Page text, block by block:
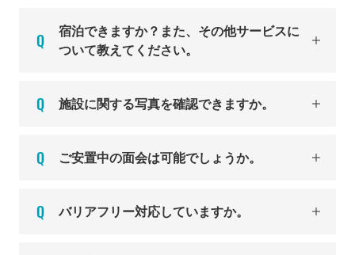
宿泊できますか？また、その他サービスに
ついて教えてください。
施設に関する写真を確認できますか。
ご安置中の面会は可能でしょうか。
バリアフリー対応していますか。